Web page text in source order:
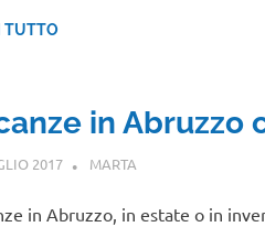
TUTTO
in Abruzzo
2017 MARTA
in Abruzzo, in estate o in